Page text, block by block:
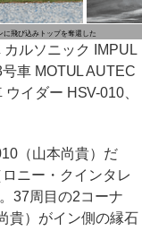
に飛び込みトップを奪還した
ルソニック IMPUL
車 MOTUL AUTEC
イダー HSV-010、
（山本尚貴）だ
ニー・クインタレ
37周目の2コーナ
貴）がイン側の縁石